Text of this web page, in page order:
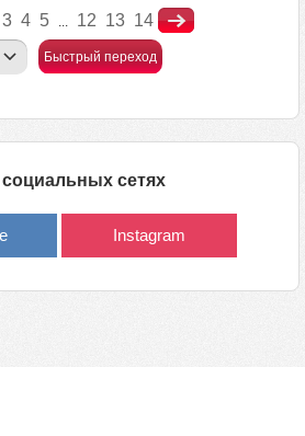
3 4 5 ... 12 13 14
Быстрый переход
сетях
Instagram